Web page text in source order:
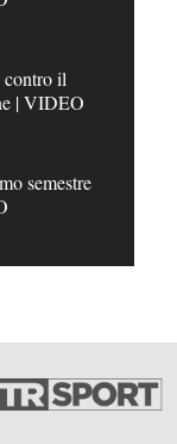
il
| VIDEO
semestre